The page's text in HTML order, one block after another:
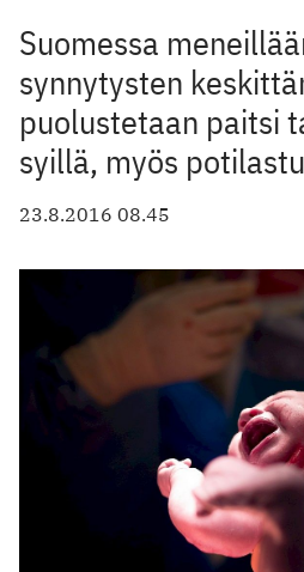
Suomessa
synnytysten
puolustetaan paitsi
syillä, myös
23.8.2016 08.45